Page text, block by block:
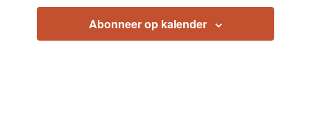
Abonneer op kalender